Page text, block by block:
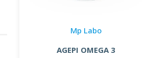
Mp Labo
AGEPI OMEGA 3